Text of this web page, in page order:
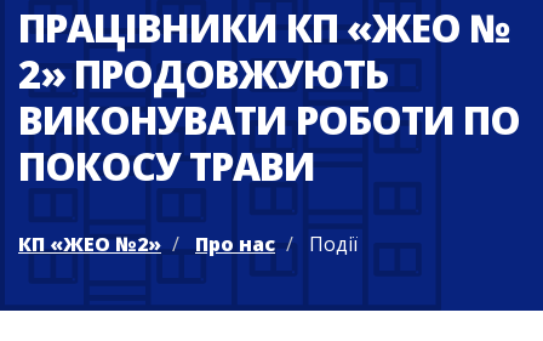
ПРАЦІВНИКИ КП «ЖЕО №
2» ПРОДОВЖУЮТЬ
ВИКОНУВАТИ РОБОТИ ПО
ПОКОСУ ТРАВИ
КП «ЖЕО №2» Про нас Події